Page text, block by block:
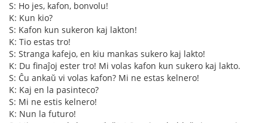
S: Ho jes, kafon, bonvolu!
K: Kun kio?
S: Kafon kun sukeron kaj lakton!
K: Tio estas tro!
S: Stranga kafejo, en kiu mankas sukero kaj lakto!
K: Du finaĵoj ester tro! Mi volas kafon kun sukero kaj lakto.
S: Ĉu ankaŭ vi volas kafon? Mi ne estas kelnero!
K: Kaj en la pasinteco?
S: Mi ne estis kelnero!
K: Nun la futuro!